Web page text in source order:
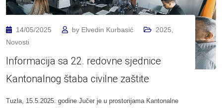
14/05/2025 by Elvedin Kurbasić 2025
Novosti
Informacija sa 22. redovne sjednice
Kantonalnog štaba civilne zaštite
Tuzla, 15.5.2025. godine Jučer je u prostorijama Kantonalne